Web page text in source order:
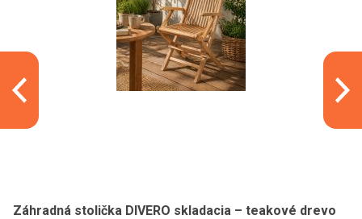
Záhradná stolička DIVERO skladacia – teakové drevo